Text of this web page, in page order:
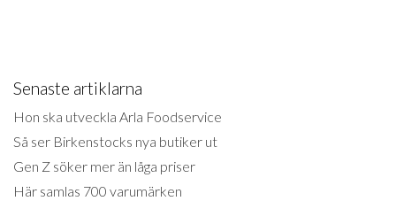
Senaste artiklarna
Hon ska utveckla Arla Foodservice
Så ser Birkenstocks nya butiker ut
Gen Z söker mer än låga priser
Här samlas 700 varumärken